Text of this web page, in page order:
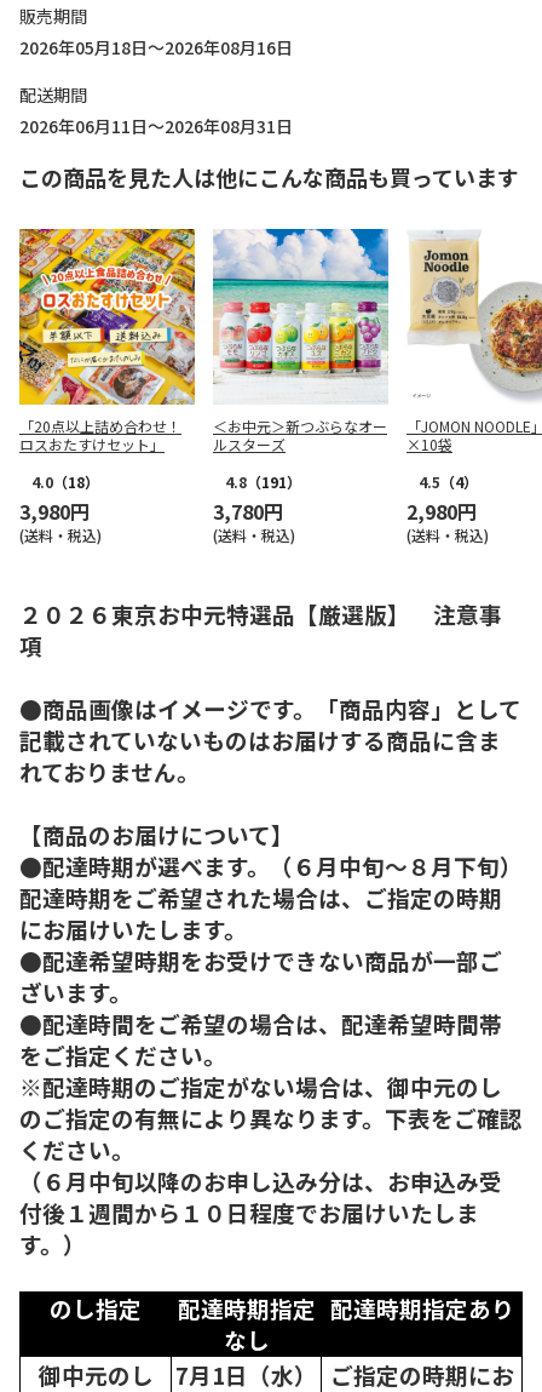
販売期間
2026年05月18日～2026年08月16日
配送期間
2026年06月11日～2026年08月31日
この商品を見た人は他にこんな商品も買っています
「20点以上詰め合わせ！
ロスおたすけセット」
4.0 （18）
3,980円
(送料・税込)
＜お中元＞新つぶらなオー
ルスターズ
4.8 （191）
3,780円
(送料・税込)
「JOMON NOODLE
×10袋
4.5 （4）
2,980円
(送料・税込)
２０２６東京お中元特選品【厳選版】 注意事
項
●商品画像はイメージです。「商品内容」として
記載されていないものはお届けする商品に含ま
れておりません。
【商品のお届けについて】
●配達時期が選べます。（６月中旬～８月下旬）
配達時期をご希望された場合は、ご指定の時期
にお届けいたします。
●配達希望時期をお受けできない商品が一部ご
ざいます。
●配達時間をご希望の場合は、配達希望時間帯
をご指定ください。
※配達時期のご指定がない場合は、御中元のし
のご指定の有無により異なります。下表をご確認
ください。
（６月中旬以降のお申し込み分は、お申込み受
付後１週間から１０日程度でお届けいたしま
す。）
のし指定
配達時期指定
なし
配達時期指定あり
御中元のし
7月1日（水）
ご指定の時期にお